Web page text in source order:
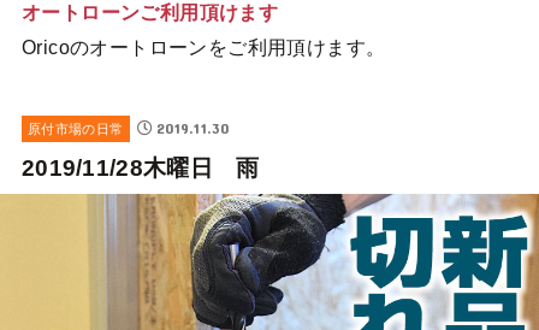
オートローンご利用頂けます
Oricoのオートローンをご利用頂けます。
原付市場の日常 2019.11.30
2019/11/28木曜日 雨